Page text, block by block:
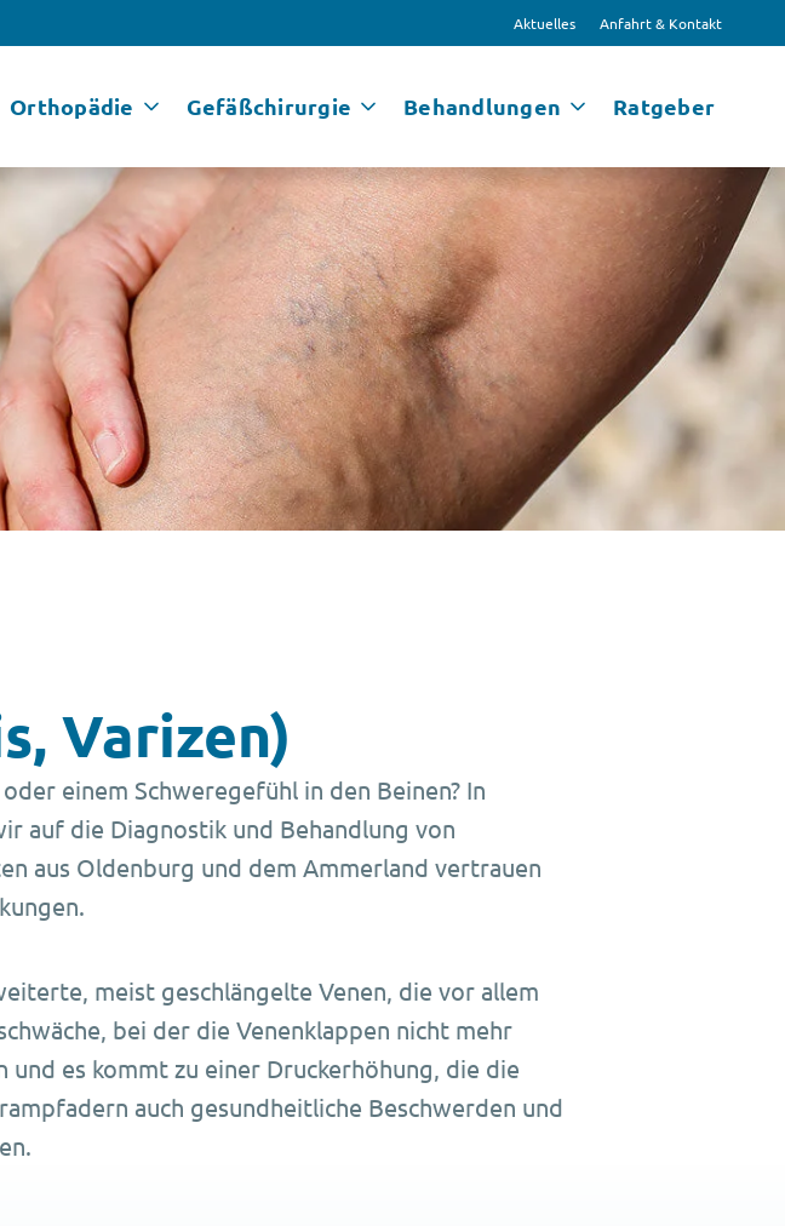
Aktuelles Anfahrt & Kontakt
Orthopädie Gefäßchirurgie Behandlungen Ratgeber
Varizen)
einem Schweregefühl in den Beinen? In
auf die Diagnostik und Behandlung von
aus Oldenburg und dem Ammerland vertrauen
meist geschlängelte Venen, die vor allem
bei der die Venenklappen nicht mehr
es kommt zu einer Druckerhöhung, die die
auch gesundheitliche Beschwerden und